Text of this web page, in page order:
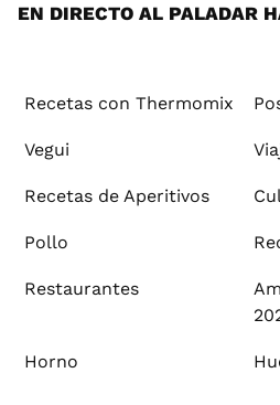
EN DIRECTO AL PALADAR
Recetas con Thermomix
Vegui
Recetas de Aperitivos
Pollo
Restaurantes
Horno